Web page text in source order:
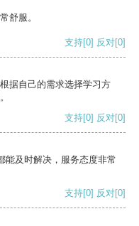
舒服。
支持[0] 反对[0]
据自己的需求选择学习方
支持[0] 反对[0]
能及时解决，服务态度非常
支持[0] 反对[0]